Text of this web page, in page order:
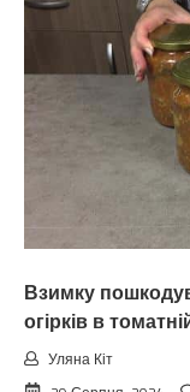
Взимку
огірків в
Уляна Кіт